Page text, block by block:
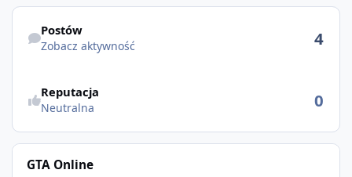
Zobacz aktywność
Postów
Zobacz aktywność 4
Reputacja
Neutralna 0
GTA Online